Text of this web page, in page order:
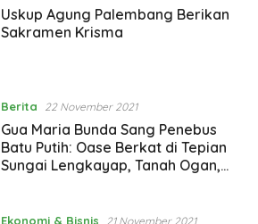
Uskup Agung Palembang Berikan
Sakramen Krisma
Berita 22 November 2021
Gua Maria Bunda Sang Penebus
Batu Putih: Oase Berkat di Tepian
Sungai Lengkayap, Tanah Ogan,
Ekonomi & Bisnis 21 November 2021